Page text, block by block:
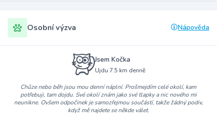
Osobní výzva Nápověda
Jsem Kočka
Ujdu 7.5 km denně
Chůze nebo běh jsou mou denní náplní. Prošmejdím celé okolí, kam
potřebuji, tam dojdu. Své okolí znám jako své tlapky a nic nového mi
neunikne. Ovšem odpočinek je samozřejmou součástí, takže žádný podiv,
když mě najdete se někde válet.